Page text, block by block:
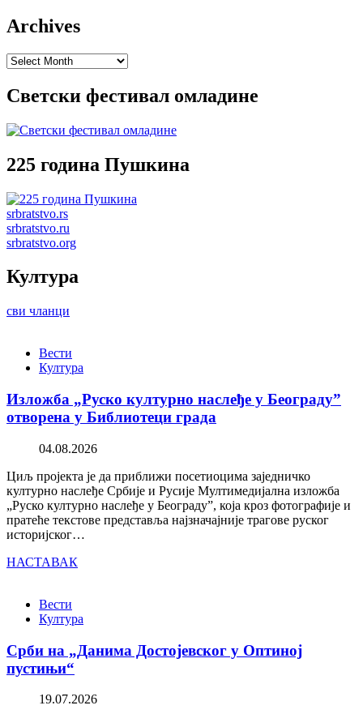
Archives
Archives
Светски фестивал омладине
225 година Пушкина
srbratstvo.rs
srbratstvo.ru
srbratstvo.org
Култура
сви чланци
Вести
Култура
Изложба „Руско културно наслеђе у Београду”
отворена у Библиотеци града
04.08.2026
Циљ пројекта је да приближи посетиоцима заједничко
културно наслеђе Србије и Русије Мултимедијална изложба
„Руско културно наслеђе у Београду”, која кроз фотографије и
пратеће текстове представља најзначајније трагове руског
историјског…
НАСТАВАК
Вести
Култура
Срби на „Данима Достојевског у Оптиној
пустињи“
19.07.2026